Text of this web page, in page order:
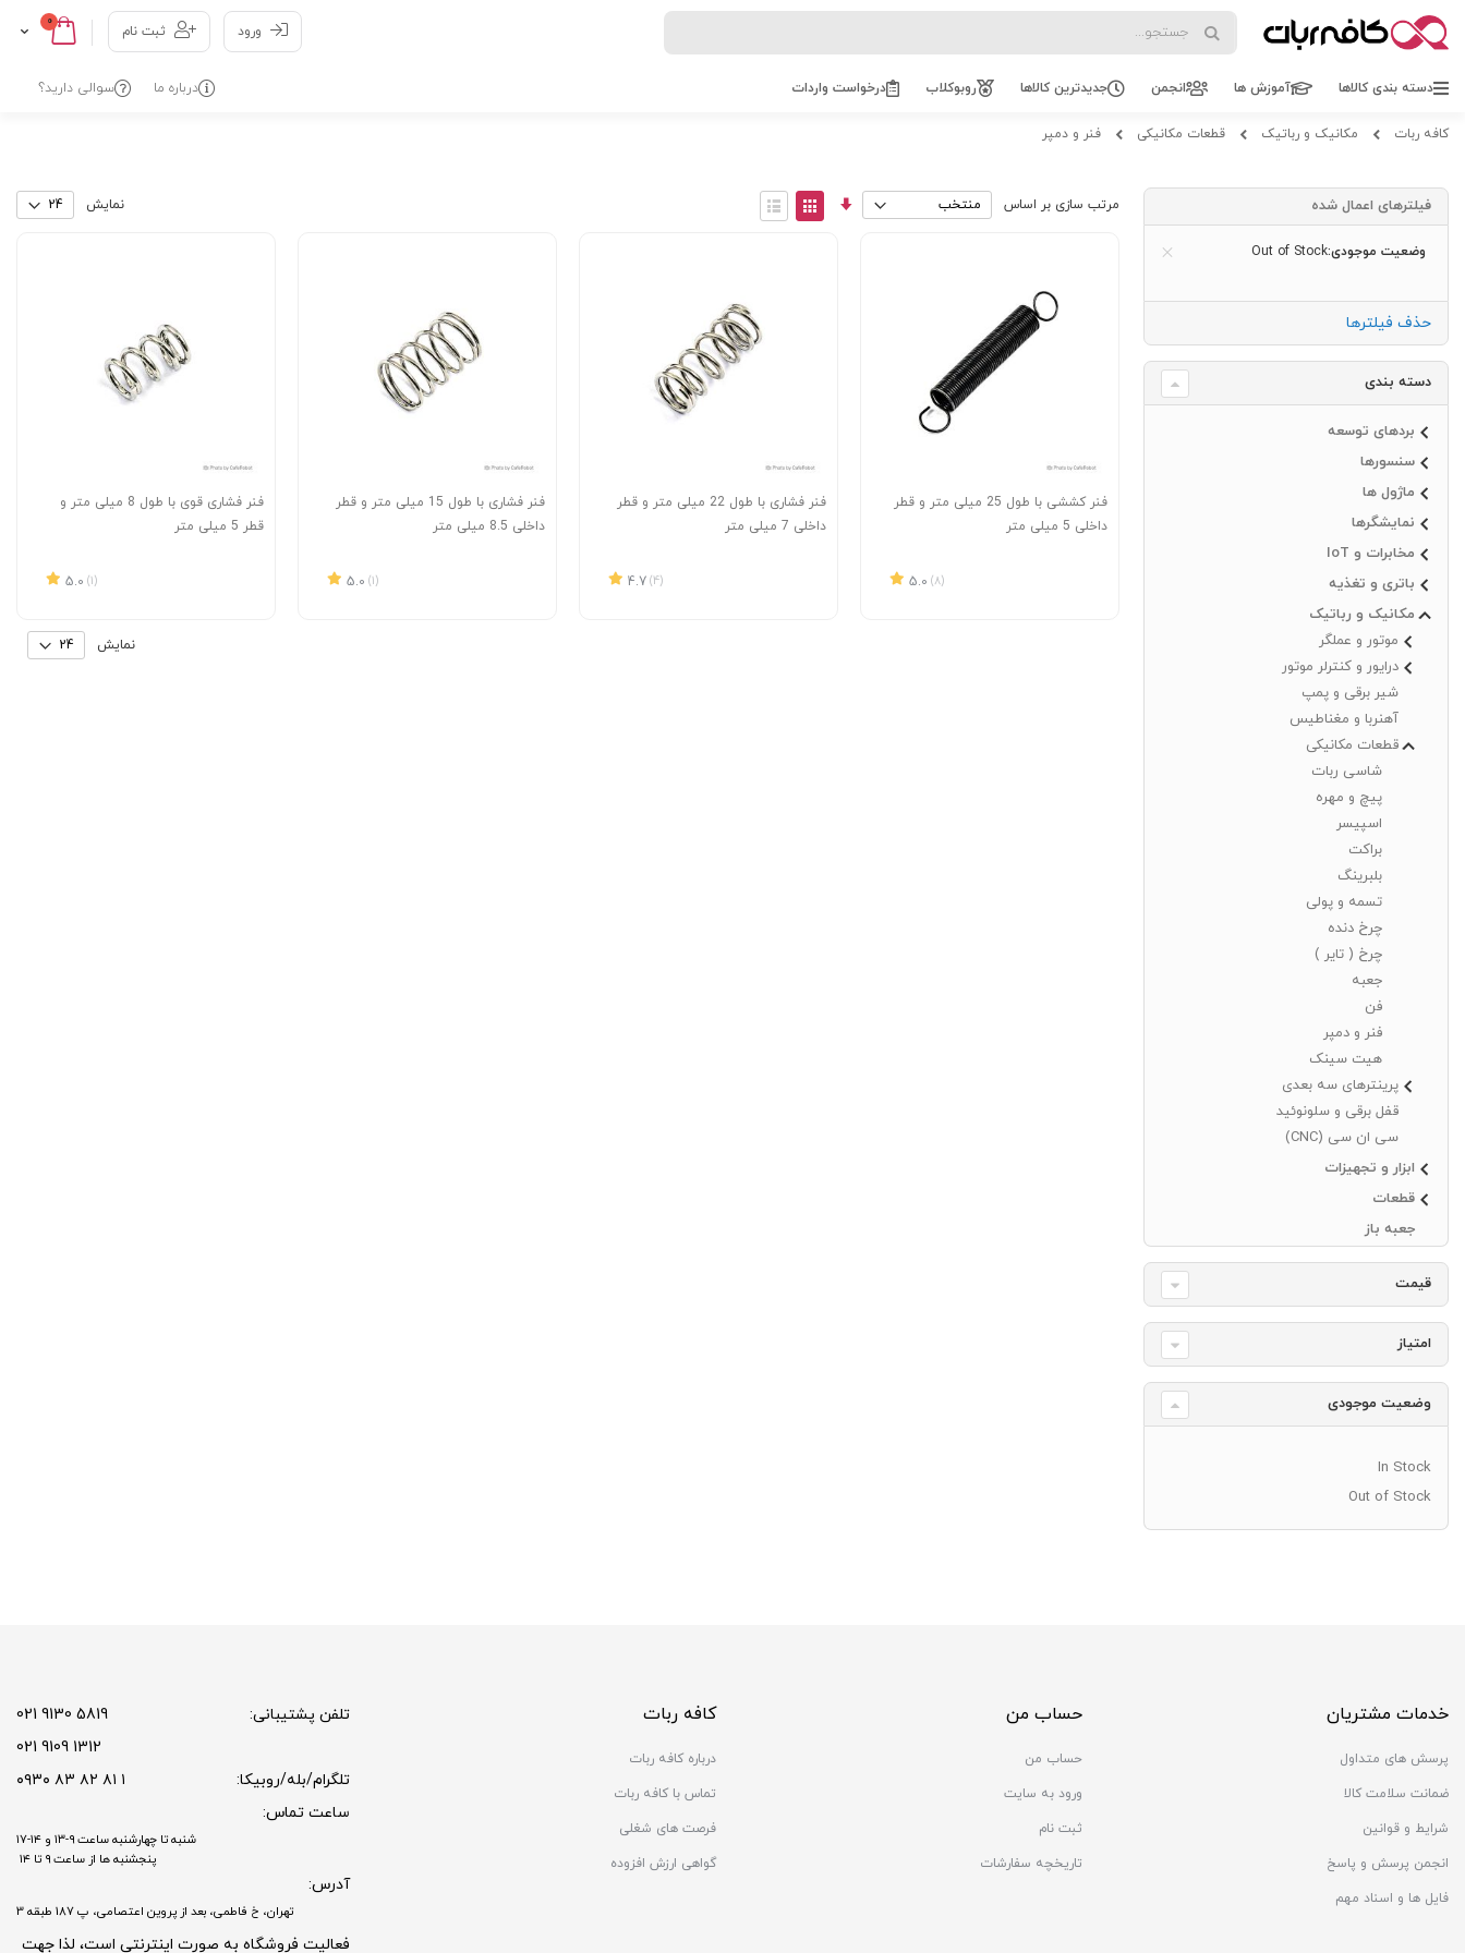
Cart0 عدد
Skip
to
ورود ثبت نام
دسته بندی کالاها آموزش ها انجمن جدیدترین کالاها روبوکلاب درخواست واردات سوالی دارید؟ درباره ما
کافه ربات مکانیک و رباتیک قطعات مکانیکی فنر و دمپر
مرتب سازی بر اساس
مرتب
سازی
View
as
نمایش
فنر کششی با طول 25 میلی متر و قطر
داخلی 5 میلی متر
5.0 (8)
فنر فشاری با طول 22 میلی متر و قطر
داخلی 7 میلی متر
4.7 (4)
فنر فشاری با طول 15 میلی متر و قطر
داخلی 8.5 میلی متر
5.0 (1)
فنر فشاری قوی با طول 8 میلی متر و
قطر 5 میلی متر
5.0 (1)
نمایش
فیلترهای اعمال شده
وضعیت موجودیOut of Stock
حذف فیلترها
دسته بندی
بردهای توسعه
سنسورها
ماژول ها
نمایشگرها
مخابرات و IoT
باتری و تغذیه
مکانیک و رباتیک
موتور و عملگر
درایور و کنترلر موتور
شیر برقی و پمپ
آهنربا و مغناطیس
قطعات مکانیکی
شاسی ربات
پیچ و مهره
اسپیسر
براکت
بلبرینگ
تسمه و پولی
چرخ دنده
چرخ ( تایر )
جعبه
فن
فنر و دمپر
هیت سینک
پرینترهای سه بعدی
قفل برقی و سلونوئید
سی ان سی (CNC)
ابزار و تجهیزات
قطعات
جعبه باز
قیمت
امتیاز
وضعیت موجودی
In Stock
Out of Stock
خدمات مشتریان
پرسش های متداول
ضمانت سلامت کالا
شرایط و قوانین
انجمن پرسش و پاسخ
فایل ها و اسناد مهم
حساب من
حساب من
ورود به سایت
ثبت نام
تاریخچه سفارشات
کافه ربات
درباره کافه ربات
تماس با کافه ربات
فرصت های شغلی
گواهی ارزش افزوده
تلفن پشتیبانی:
5819 9130 021
1312 9109 021
تلگرام/بله/روبیکا:
۱ ۸۱ ۸۲ ۸۳ ۰۹۳۰
ساعت تماس:
شنبه تا چهارشنبه ساعت ۹-۱۳ و ۱۴-۱۷
پنجشنبه ها از ساعت ۹ تا ۱۴
آدرس:
تهران، خ فاطمی، بعد از پروین اعتصامی، پ 187 طبقه 3
فعالیت فروشگاه به صورت اینترنتی است، لذا جهت